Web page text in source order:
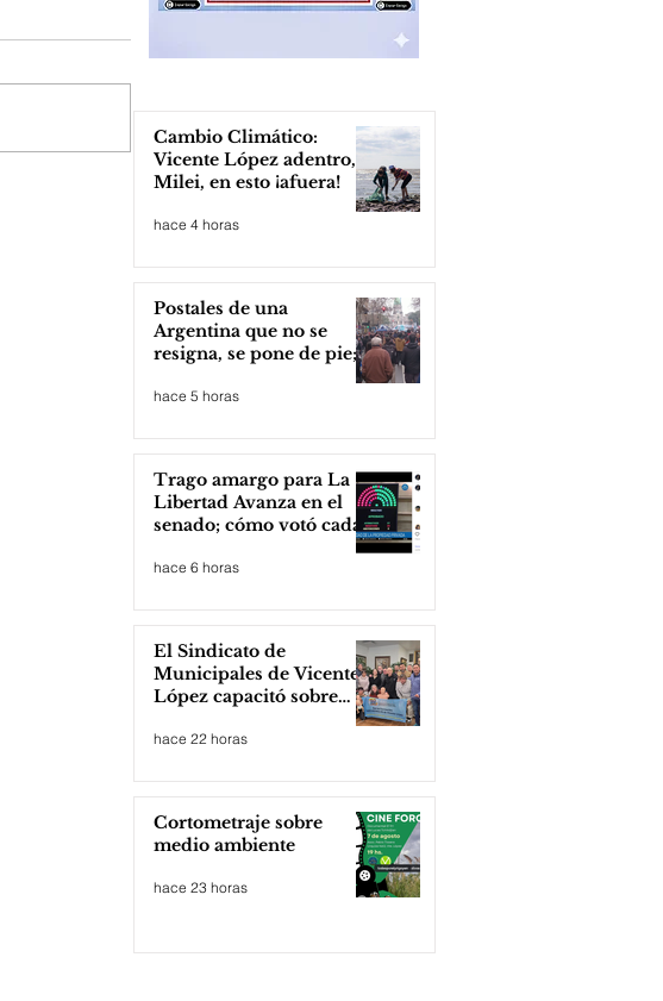
Cambio Climático:
Vicente López adentro,
Milei, en esto ¡afuera!
hace 4 horas
Postales de una
Argentina que no se
resigna, se pone de pie;
hace 5 horas
Trago amargo para La
Libertad Avanza en el
senado; cómo votó cada
hace 6 horas
El Sindicato de
Municipales de Vicente
López capacitó sobre
hace 22 horas
Cortometraje sobre
medio ambiente
hace 23 horas